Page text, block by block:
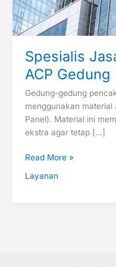
Spesialis
ACP Gedung
Gedung-gedung
menggunakan material
Panel). Material ini
ekstra agar tetap […]
Read More »
Layanan